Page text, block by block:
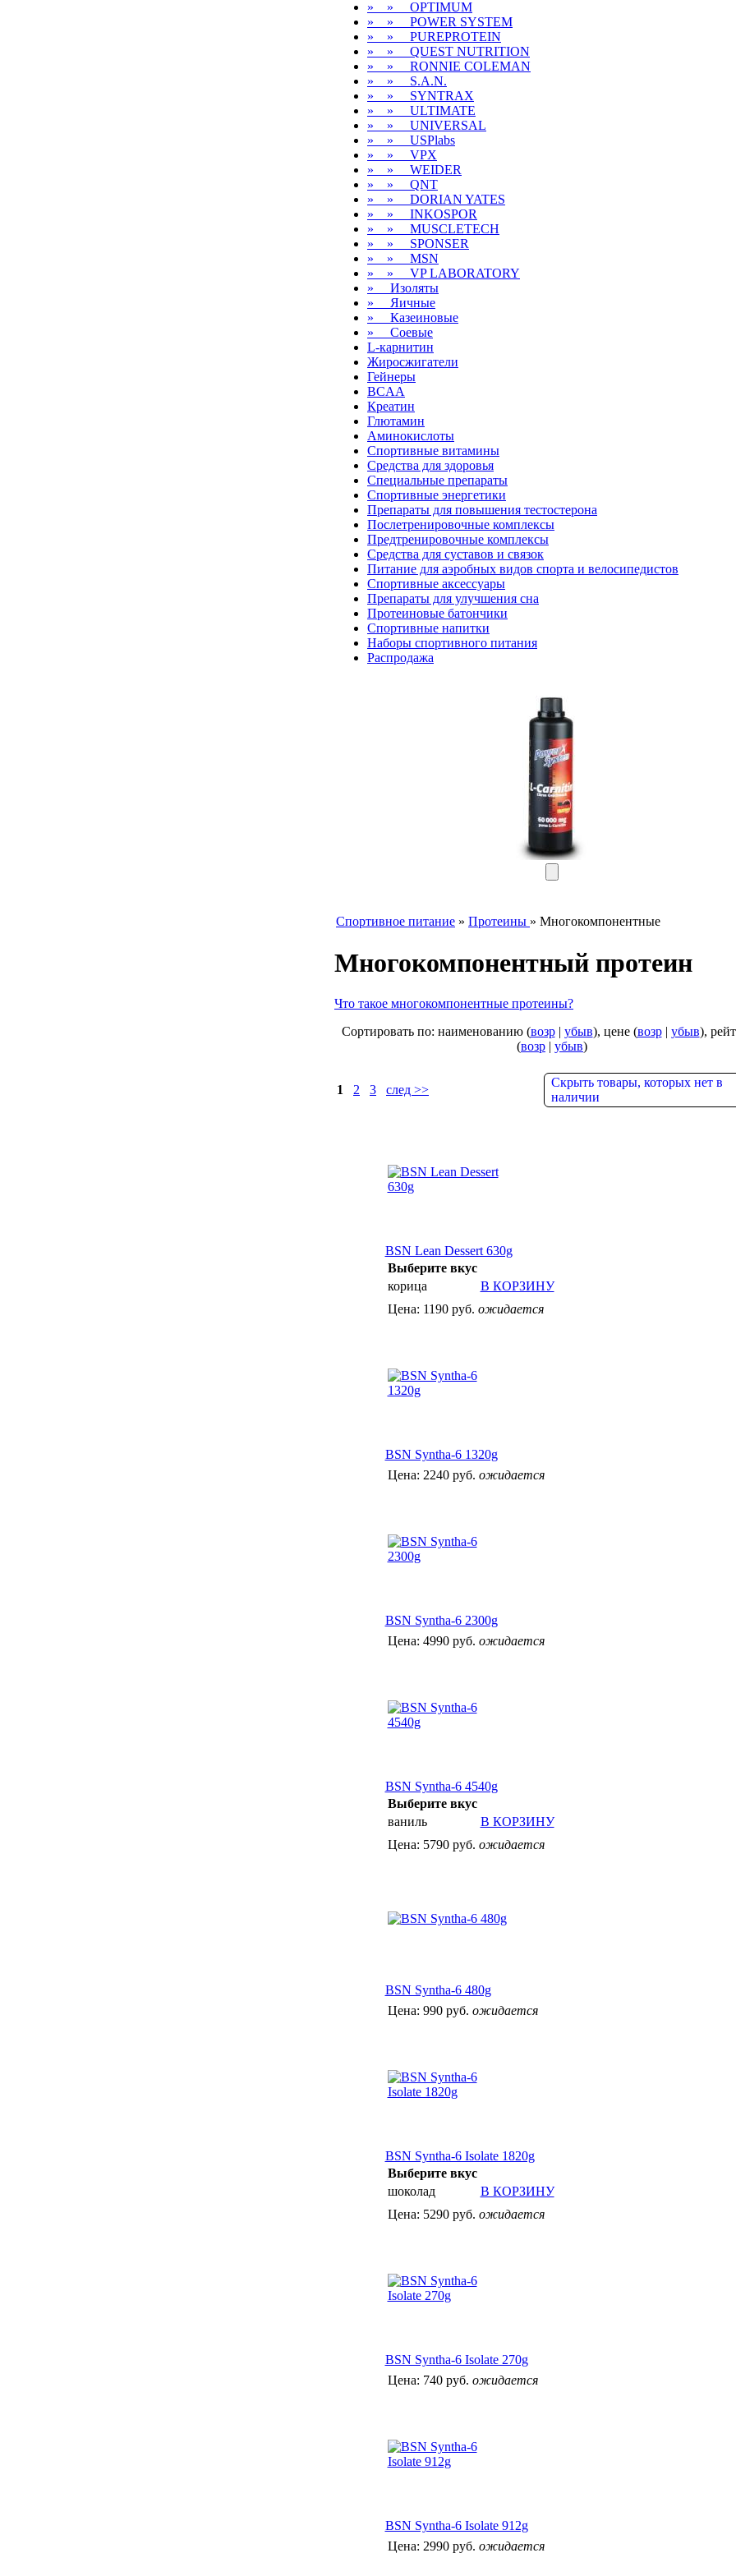
» » OPTIMUM
» » POWER SYSTEM
» » PUREPROTEIN
» » QUEST NUTRITION
» » RONNIE COLEMAN
» » S.A.N.
» » SYNTRAX
» » ULTIMATE
» » UNIVERSAL
» » USPlabs
» » VPX
» » WEIDER
» » QNT
» » DORIAN YATES
» » INKOSPOR
» » MUSCLETECH
» » SPONSER
» » MSN
» » VP LABORATORY
» Изоляты
» Яичные
» Казеиновые
» Соевые
L-карнитин
Жиросжигатели
Гейнеры
BCAA
Креатин
Глютамин
Аминокислоты
Спортивные витамины
Средства для здоровья
Специальные препараты
Спортивные энергетики
Препараты для повышения тестостерона
Послетренировочные комплексы
Предтренировочные комплексы
Средства для суставов и связок
Питание для аэробных видов спорта и велосипедистов
Спортивные аксессуары
Препараты для улучшения сна
Протеиновые батончики
Спортивные напитки
Наборы спортивного питания
Распродажа
Спортивное питание » Протеины » Многокомпонентные
Многокомпонентный протеин
Что такое многокомпонентные протеины?
Сортировать по: наименованию (возр| убыв), цене (возр| убыв),
(возр | убыв)
1 2 3 след >>
Скрыть товары, которых нет в
наличии
BSN Lean Dessert 630g
Выберите вкус
корица
В КОРЗИНУ
Цена: 1190 руб. ожидается
BSN Syntha-6 1320g
Цена: 2240 руб. ожидается
BSN Syntha-6 2300g
Цена: 4990 руб. ожидается
BSN Syntha-6 4540g
Выберите вкус
ваниль
В КОРЗИНУ
Цена: 5790 руб. ожидается
BSN Syntha-6 480g
Цена: 990 руб. ожидается
BSN Syntha-6 Isolate 1820g
Выберите вкус
шоколад
В КОРЗИНУ
Цена: 5290 руб. ожидается
BSN Syntha-6 Isolate 270g
Цена: 740 руб. ожидается
BSN Syntha-6 Isolate 912g
Цена: 2990 руб. ожидается